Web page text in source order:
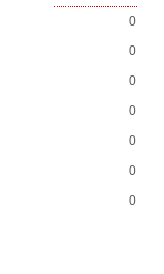
0
0
0
0
0
0
0